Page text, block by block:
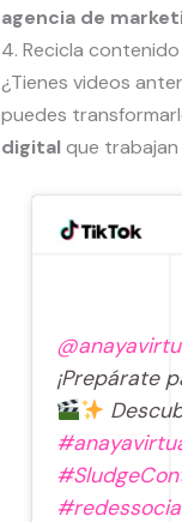
agencia de
4. Recicla
¿Tienes videos
puedes
digitalque trabajan
¡Prepárate